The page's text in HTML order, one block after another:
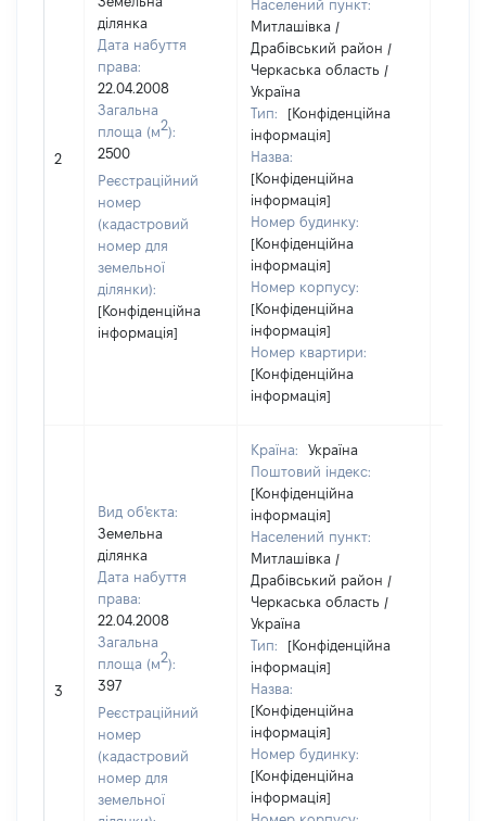
2
ділянка
Дата набуття
права:
22.04.2008
Загальна
площа (м2):
2500
Реєстраційний
номер
(кадастровий
номер для
земельної
ділянки):
[Конфіденційна
інформація]
Населений пункт:
Митлашівка /
Драбівський район /
Черкаська область /
Україна
Тип:
[Конфіденційна
інформація]
Назва:
[Конфіденційна
інформація]
Номер будинку:
[Конфіденційна
інформація]
Номер корпусу:
[Конфіденційна
інформація]
Номер квартири:
[Конфіденційна
інформація]
3
Вид об'єкта:
Земельна
ділянка
Дата набуття
права:
22.04.2008
Загальна
площа (м2):
397
Реєстраційний
номер
(кадастровий
номер для
земельної
Країна:
Україна
Поштовий індекс:
[Конфіденційна
інформація]
Населений пункт:
Митлашівка /
Драбівський район /
Черкаська область /
Україна
Тип:
[Конфіденційна
інформація]
Назва:
[Конфіденційна
інформація]
Номер будинку:
[Конфіденційна
інформація]